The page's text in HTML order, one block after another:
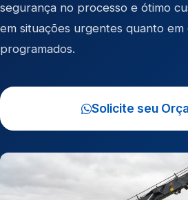
segurança no processo e ótimo
em situações urgentes quanto em
programados.
Solicite seu